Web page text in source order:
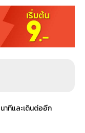
าทีและเดินต่ออีก